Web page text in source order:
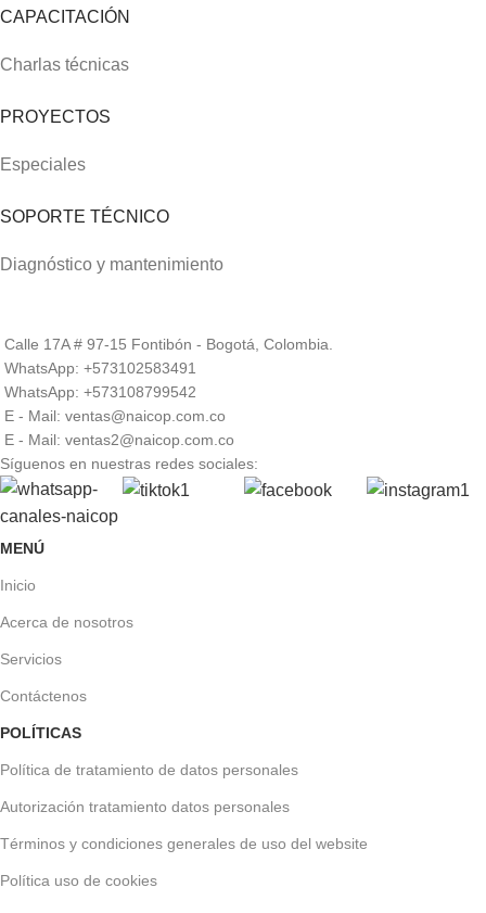
CAPACITACIÓN
Charlas técnicas
PROYECTOS
Especiales
SOPORTE TÉCNICO
Diagnóstico y mantenimiento
Calle 17A # 97-15 Fontibón - Bogotá, Colombia.
WhatsApp: +573102583491
WhatsApp: +573108799542
E - Mail: ventas@naicop.com.co
E - Mail: ventas2@naicop.com.co
Síguenos en nuestras redes sociales:
MENÚ
Inicio
Acerca de nosotros
Servicios
Contáctenos
POLÍTICAS
Política de tratamiento de datos personales
Autorización tratamiento datos personales
Términos y condiciones generales de uso del website
Política uso de cookies